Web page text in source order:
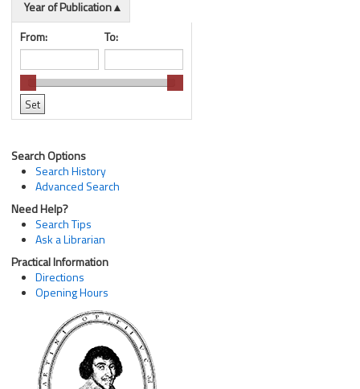
Year of Publication
From:
To:
Search Options
Search History
Advanced Search
Need Help?
Search Tips
Ask a Librarian
Practical Information
Directions
Opening Hours